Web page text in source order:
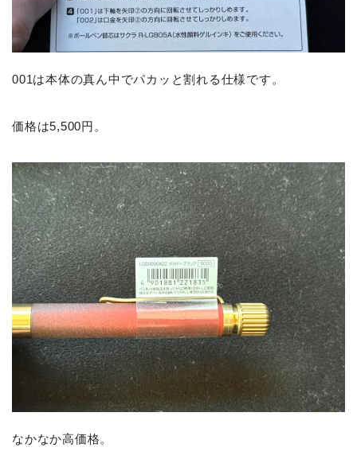
001は本体の真ん中でパカッと割れる仕様です。
価格は5,500円。
なかなか高価格。